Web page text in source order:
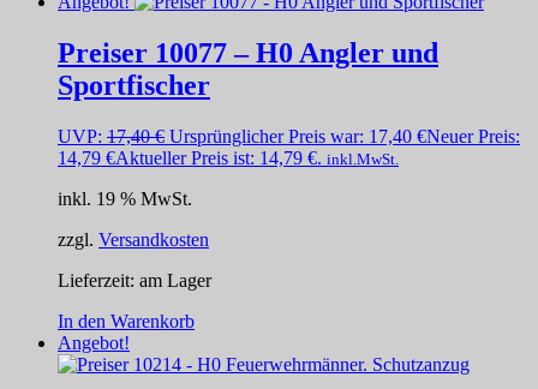
Preiser 10077 – H0 Angler und
Sportfischer
UVP: 17,40€ Ursprünglicher Preis war: 17,40 €Neuer Preis:
14,79 €Aktueller Preis ist: 14,79 €. inkl.MwSt.
inkl. 19 % MwSt.
zzgl. Versandkosten
Lieferzeit: am Lager
In den Warenkorb
Angebot!